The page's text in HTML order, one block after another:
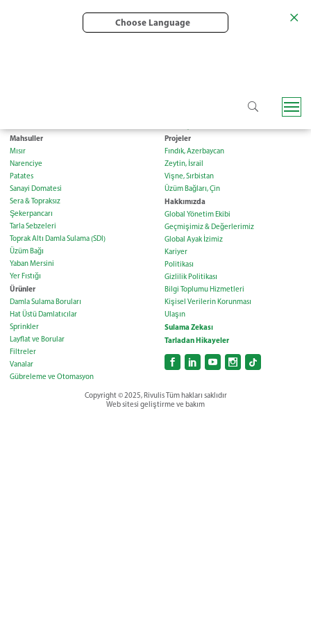
Choose Language
Mahsuller
Mısır
Narenciye
Patates
Sanayi Domatesi
Sera & Topraksız
Şekerpancarı
Tarla Sebzeleri
Toprak Altı Damla Sulama (SDI)
Üzüm Bağı
Yaban Mersini
Yer Fıstığı
Ürünler
Damla Sulama Boruları
Hat Üstü Damlatıcılar
Sprinkler
Layflat ve Borular
Filtreler
Vanalar
Gübreleme ve Otomasyon
Konnektörler ve Aksesuarlar
Projeler
Fındık, Azerbaycan
Zeytin, İsrail
Vişne, Sırbistan
Üzüm Bağları, Çin
Hakkımızda
Global Yönetim Ekibi
Geçmişimiz & Değerlerimiz
Global Ayak İzimiz
Kariyer
Politikası
Gizlilik Politikası
Bilgi Toplumu Hizmetleri
Kişisel Verilerin Korunması
Ulaşın
Sulama Zekası
Tarladan Hikayeler
Copyright © 2025, Rivulis Tüm hakları saklıdır
Web sitesi geliştirme ve bakım